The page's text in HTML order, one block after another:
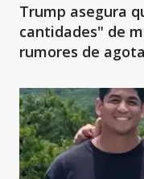
Trump asegura que EE. UU. tiene "enormes
cantidades" de
rumores de